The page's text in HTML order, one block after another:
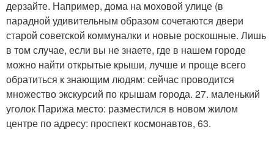
дерзайте. Например, дома на моховой улице (в
парадной удивительным образом сочетаются двери
старой советской коммуналки и новые роскошные. Лишь
в том случае, если вы не знаете, где в нашем городе
можно найти открытые крыши, лучше и проще всего
обратиться к знающим людям: сейчас проводится
множество экскурсий по крышам города. 27. маленький
уголок Парижа место: разместился в новом жилом
центре по адресу: проспект космонавтов, 63.